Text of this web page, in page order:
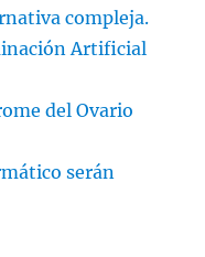
compleja.
Artificial
del Ovario
serán